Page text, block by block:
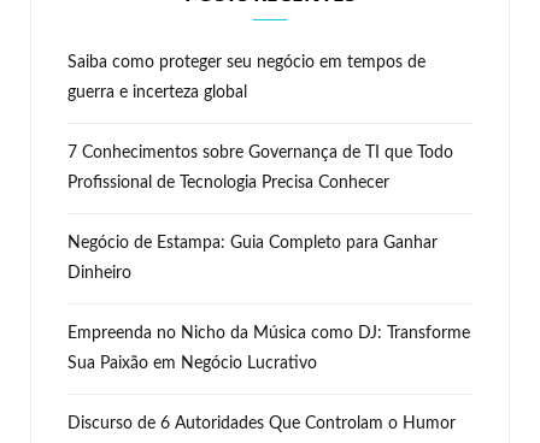
Saiba como proteger seu negócio em tempos de
guerra e incerteza global
7 Conhecimentos sobre Governança de TI que Todo
Profissional de Tecnologia Precisa Conhecer
Negócio de Estampa: Guia Completo para Ganhar
Dinheiro
Empreenda no Nicho da Música como DJ: Transforme
Sua Paixão em Negócio Lucrativo
Discurso de 6 Autoridades Que Controlam o Humor